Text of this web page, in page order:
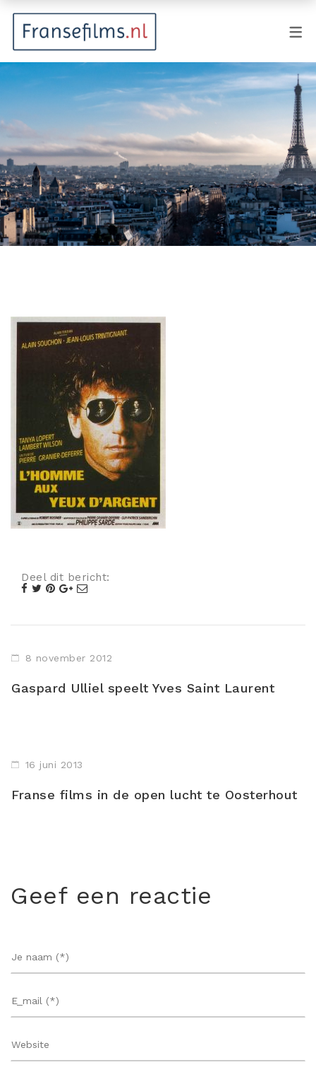
Animatie
Documentaire
Drama
Fantasy
Horror
Misdaad
Musical
Oorlogsfilm
Romantische komedie
Thriller
Deel dit bericht:
8 november 2012
Gaspard Ulliel speelt Yves Saint Laurent
16 juni 2013
Franse films in de open lucht te Oosterhout
Geef een reactie